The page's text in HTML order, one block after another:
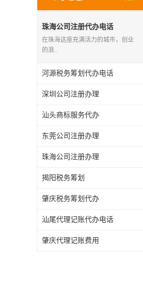
珠海公司注册代办电话
在珠海这座充满活力的城市，创业
的浪..
河源税务筹划代办电话
深圳公司注册办理
汕头商标服务代办
东莞公司注册办理
珠海公司注册办理
揭阳税务筹划
肇庆税务筹划代办
汕尾代理记账代办电话
肇庆代理记账费用